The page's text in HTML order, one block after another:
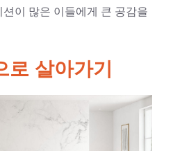
이 많은 이들에게 큰 공감을
로 살아가기